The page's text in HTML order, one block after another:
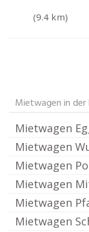
(9.4 km)
Mietwagen in der
Mietwagen
Mietwagen
Mietwagen
Mietwagen
Mietwagen
Mietwagen